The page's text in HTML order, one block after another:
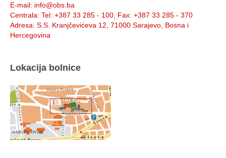
E-mail: info@obs.ba
Centrala: Tel: +387 33 285 - 100, Fax: +387 33 285 - 370
Adresa: S.S. Kranjčevićeva 12, 71000 Sarajevo, Bosna i
Hercegovina
Lokacija bolnice